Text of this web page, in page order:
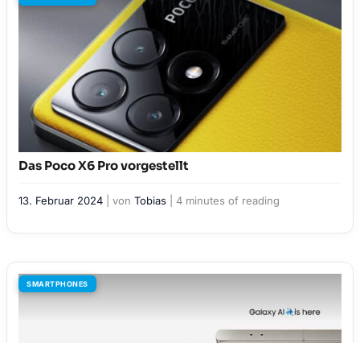
Das Poco X6 Pro vorgestellt
13. Februar 2024 | von Tobias 4 minutes of reading
SMARTPHONES